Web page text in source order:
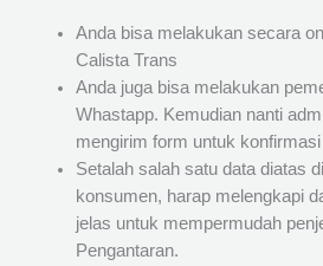
Anda bisa melakukan secara
Calista Trans
Anda juga bisa melakukan
Whastapp. Kemudian nanti
mengirim form untuk
Setalah salah satu data diatas
konsumen, harap melengkapi
jelas untuk mempermudah
Pengantaran.